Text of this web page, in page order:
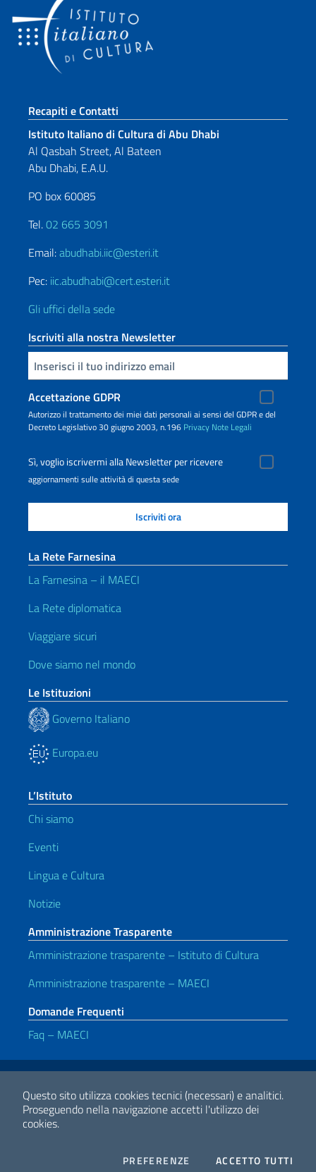
Questo sito utilizza cookies tecnici (necessari) e analitici.
Proseguendo nella navigazione accetti l'utilizzo dei
cookies.
PREFERENZE COOKIESACCETTO TUTTI
Sezione footer
Recapiti e Contatti
Istituto Italiano di Cultura di Abu Dhabi
Al Qasbah Street, Al Bateen
Abu Dhabi, E.A.U.
PO box 60085
Tel.02 665 3091
Email:abudhabi.iic@esteri.it
Pec: iic.abudhabi@cert.esteri.it
Gli uffici della sede
Iscriviti alla nostra Newsletter
Inserisci la tua email
Accettazione GDPR
Autorizzo il trattamento dei miei dati personali ai sensi del GDPR e del
Decreto Legislativo 30 giugno 2003, n.196 Privacy Note Legali
Sì, voglio iscrivermi alla Newsletter per ricevere
aggiornamenti sulle attività di questa sede
La Rete Farnesina
La Farnesina – il MAECI
La Rete diplomatica
Viaggiare sicuri
Dove siamo nel mondo
Le Istituzioni
Governo Italiano
Europa.eu
L’Istituto
Chi siamo
Eventi
Lingua e Cultura
Notizie
Amministrazione Trasparente
Amministrazione trasparente – Istituto di Cultura
Amministrazione trasparente – MAECI
Domande Frequenti
Faq – MAECI
Link Utili